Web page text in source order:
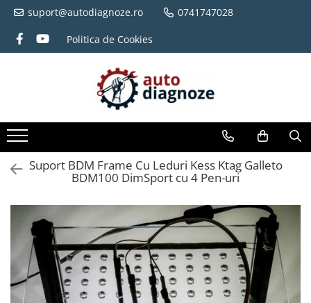
Toate Produsele
Testere Auto Dedicate
Testere Auto Multimarca
Emulatoare Adblue Camioane
Tester auto Motociclete
Utilaje Agricole si Constructii
suport@autodiagnoze.ro 0741747028
Politica de Cookies
Suport BDM Frame Cu Leduri Kess Ktag Galleto
BDM100 DimSport cu 4 Pen-uri